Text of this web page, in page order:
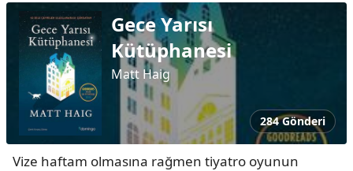
Gece Yarısı
Kütüphanesi
Matt Haig
284 Gönderi
Vize haftam olmasına rağmen tiyatro oyunun